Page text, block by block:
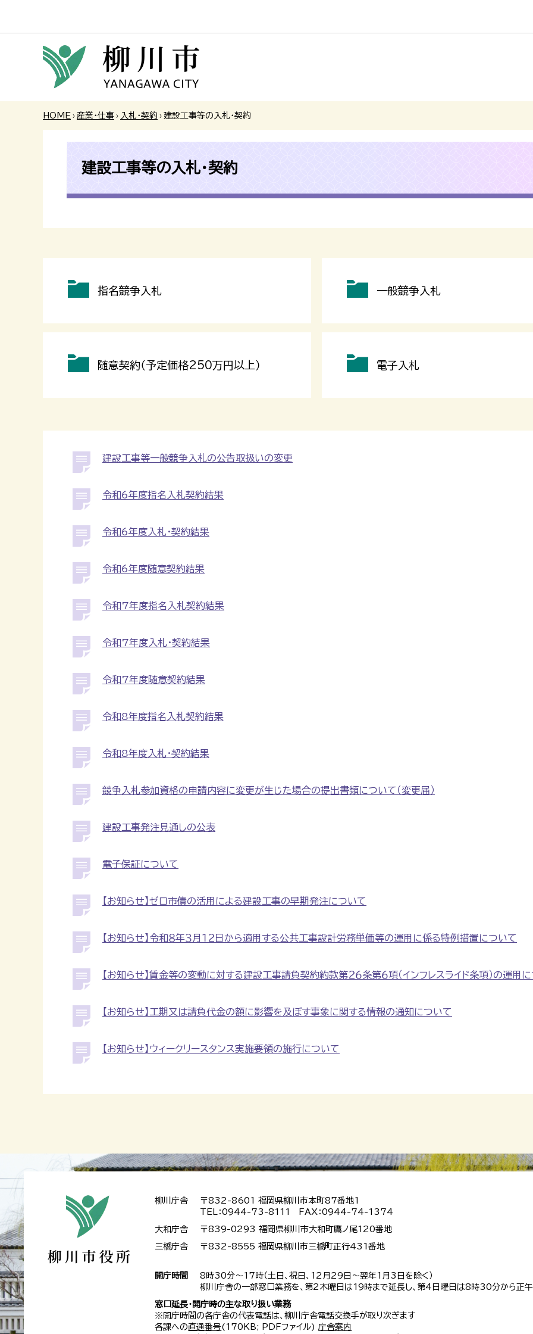
HOME › 産業・仕事 › 入札・契約 › 建設工事等の入札・契約
建設工事等の入札・契約
指名競争入札 一般競争入札
随意契約（予定価格250万円以上） 電子入札
建設工事等一般競争入札の公告取扱いの変更
令和6年度指名入札契約結果
令和6年度入札・契約結果
令和6年度随意契約結果
令和7年度指名入札契約結果
令和7年度入札・契約結果
令和7年度随意契約結果
令和8年度指名入札契約結果
令和8年度入札・契約結果
競争入札参加資格の申請内容に変更が生じた場合の提出書類について（変更届）
建設工事発注見通しの公表
電子保証について
【お知らせ】ゼロ市債の活用による建設工事の早期発注について
【お知らせ】令和８年３月１２日から適用する公共工事設計労務単価等の運用に係る特例措置について
【お知らせ】賃金等の変動に対する建設工事請負契約約款第２６条第６項（インフレスライド条項）の運用
【お知らせ】工期又は請負代金の額に影響を及ぼす事象に関する情報の通知について
【お知らせ】ウィークリースタンス実施要領の施行について
柳川庁舎
〒832-8601 福岡県柳川市本町87番地1
TEL：0944-73-8111 FAX：0944-74-1374
大和庁舎 〒839-0293 福岡県柳川市大和町鷹ノ尾120番地
三橋庁舎 〒832-8555 福岡県柳川市三橋町正行431番地
開庁時間
8時30分～17時（土日、祝日、12月29日～翌年1月3日を除く）
柳川庁舎の一部窓口業務を、第2木曜日は19時まで延長し、第4日曜日は8時30分から正午
窓口延長・開庁時の主な取り扱い業務
※開庁時間の各庁舎の代表電話は、柳川庁舎電話交換手が取り次ぎます
各課への直通番号(170KB; PDFファイル)庁舎案内